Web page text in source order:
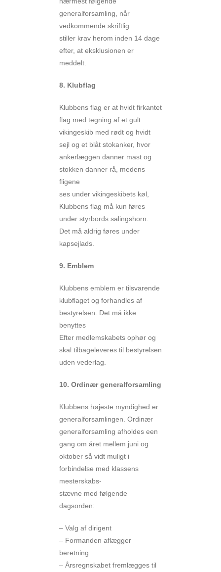
generalforsamling, når
vedkommende skriftlig
stiller krav herom inden 14 dage
efter, at eksklusionen er
meddelt.
8. Klubflag
Klubbens flag er at hvidt firkantet
flag med tegning af et gult
vikingeskib med rødt og hvidt
sejl og et blåt stokanker, hvor
ankerlæggen danner mast og
stokken danner rå, medens
fligene
ses under vikingeskibets køl,
Klubbens flag må kun føres
under styrbords salingshorn.
Det må aldrig føres under
kapsejlads.
9. Emblem
Klubbens emblem er tilsvarende
klubflaget og forhandles af
bestyrelsen. Det må ikke
benyttes
Efter medlemskabets ophør og
skal tilbageleveres til bestyrelsen
uden vederlag.
10. Ordinær generalforsamling
Klubbens højeste myndighed er
generalforsamlingen. Ordinær
generalforsamling afholdes een
gang om året mellem juni og
oktober så vidt muligt i
forbindelse med klassens
mesterskabs-
stævne med følgende
dagsorden:
– Valg af dirigent
– Formanden aflægger
beretning
– Årsregnskabet fremlægges til